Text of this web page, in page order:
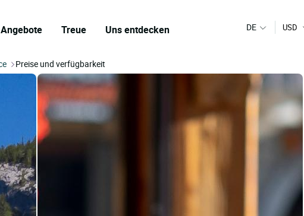
Angebote Treue Uns entdecken DE USD
Preise und verfügbarkeit